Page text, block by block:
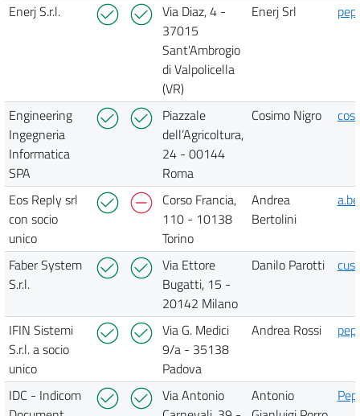
Enerj S.r.l.
Via Diaz, 4 -
37015
Sant'Ambrogio
di Valpolicella
(VR)
Enerj Srl
Engineering
Ingegneria
Informatica
SPA
Piazzale
dell’Agricoltura,
24 - 00144
Roma
Cosimo Nigro
Eos Reply srl
con socio
unico
Corso Francia,
110 - 10138
Torino
Andrea
Bertolini
Faber System
S.r.l.
Via Ettore
Bugatti, 15 -
20142 Milano
Danilo Parotti
IFIN Sistemi
S.r.l. a socio
unico
Via G. Medici
9/a - 35138
Padova
Andrea Rossi
IDC - Indicom
Via Antonio
Antonio